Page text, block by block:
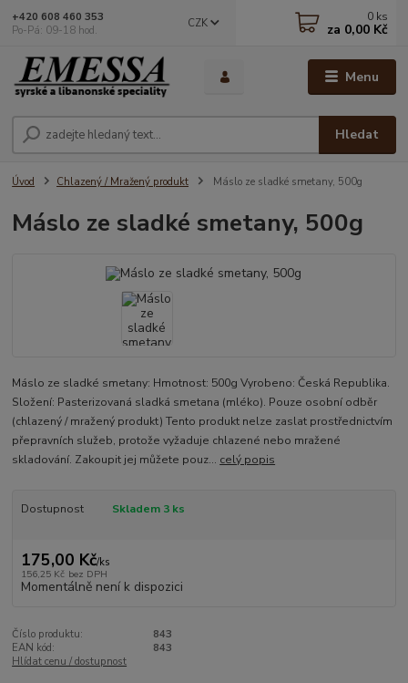
Menu
CZK
Hledat
+420 608 460 353
Po-Pá: 09-18 hod.
0 ks
za 0,00 Kč
Úvod Chlazený / Mražený produkt Máslo ze sladké smetany, 500g
Máslo ze sladké smetany, 500g
Máslo ze sladké smetany: Hmotnost: 500g Vyrobeno: Česká Republika.
Složení: Pasterizovaná sladká smetana (mléko). Pouze osobní odběr
(chlazený / mražený produkt) Tento produkt nelze zaslat prostřednictvím
přepravních služeb, protože vyžaduje chlazené nebo mražené
skladování. Zakoupit jej můžete pouz... celý popis
Dostupnost Skladem 3 ks
175,00 Kč/ks
156,25 Kč bez DPH
Momentálně není k dispozici
Číslo produktu:
843
EAN kód:
843
Hlídat cenu / dostupnost